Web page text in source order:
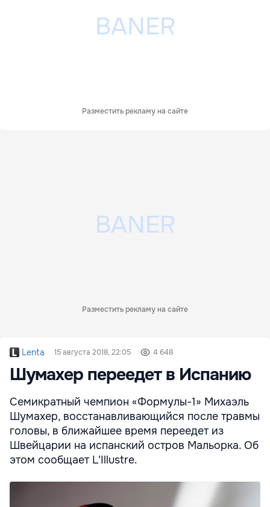
Разместить рекламу на сайте
Разместить рекламу на сайте
Lenta 15 августа 2018, 22:05 4 648
Шумахер переедет в Испанию
Семикратный чемпион «Формулы-1» Михаэль
Шумахер, восстанавливающийся после травмы
головы, в ближайшее время переедет из
Швейцарии на испанский остров Мальорка. Об
этом сообщает L'Illustre.